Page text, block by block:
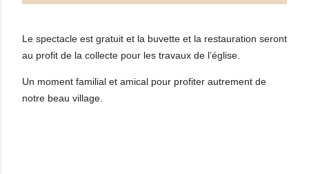
Le spectacle est gratuit et la buvette et la restauration seront
au profit de la collecte pour les travaux de l’église.
Un moment familial et amical pour profiter autrement de
notre beau village.